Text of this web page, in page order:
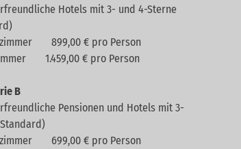
Hotels mit 3- und 4-Sterne
899,00 € pro Person
1.459,00 € pro Person
B
Pensionen und Hotels mit 3-
699,00 € pro Person